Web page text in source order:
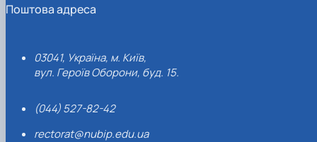
Поштова адреса
03041, Україна, м. Київ,
вул. Героїв Оборони, буд. 15.
(044) 527-82-42
rectorat@nubip.edu.ua